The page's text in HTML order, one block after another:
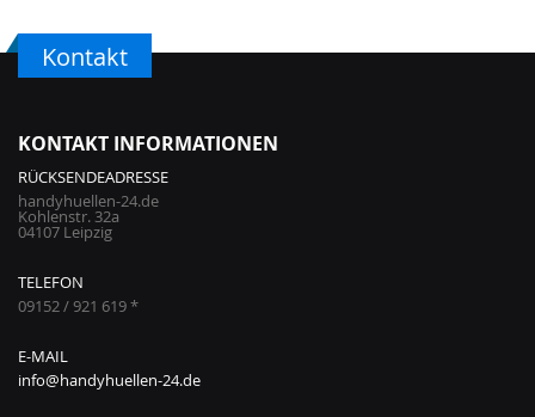
Kontakt
KONTAKT INFORMATIONEN
RÜCKSENDEADRESSE
handyhuellen-24.de
Kohlenstr. 32a
04107 Leipzig
TELEFON
09152 / 921 619 *
E-MAIL
info@handyhuellen-24.de